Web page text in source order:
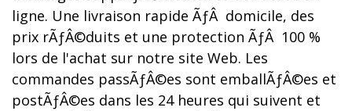
ligne. Une livraison rapide ÃƒÂ domicile, des
prix rÃƒÂ©duits et une protection ÃƒÂ 100 %
lors de l'achat sur notre site Web. Les
commandes passÃƒÂ©es sont emballÃƒÂ©es et
postÃƒÂ©es dans les 24 heures qui suivent et